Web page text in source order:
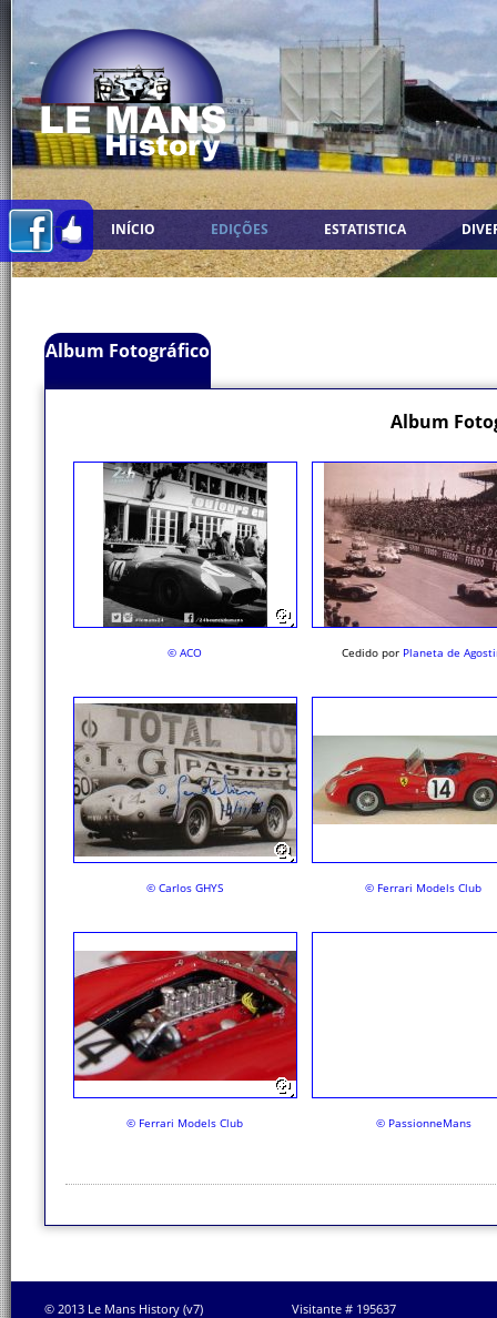
INÍCIO EDIÇÕES ESTATISTICA
Album Fotográfico
Album
© ACO Cedido por Planeta de
© Carlos GHYS © Ferrari Models Club
© Ferrari Models Club © PassionneMans
© 2013 Le Mans History (v7) Visitante # 195637